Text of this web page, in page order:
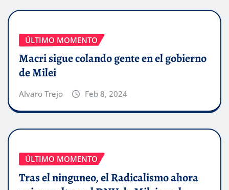
ÚLTIMO MOMENTO
Macri sigue colando gente en el gobierno
de Milei
Alvaro Trejo Feb 8, 2024
ÚLTIMO MOMENTO
Tras el ninguneo, el Radicalismo ahora